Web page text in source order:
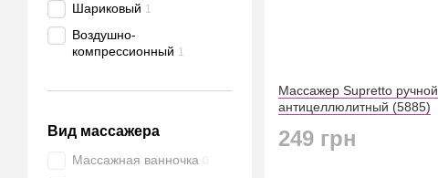
Массажер Supretto ручной
антицеллюлитный (5885)
249 грн
Шариковый 1
Воздушно-
компрессионный 1
Вид массажера
Массажная ванночка